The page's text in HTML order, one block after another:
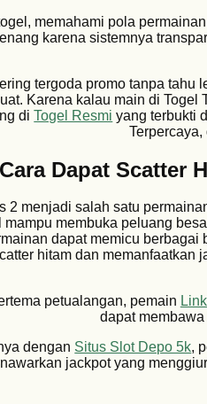
memahami pola
karena sistemnya
tergoda promo tanpa tahu
Karena kalau main di
diTogel Resmi yang terbukti
Cara Dapat Scatter
2 menjadi salah satu
mampu membuka peluang
dapat memicu berbagai
hitam dan memanfaatkan
petualangan, pemain
dapat
dengan Situs Slot Depo 5k,
jackpot yang